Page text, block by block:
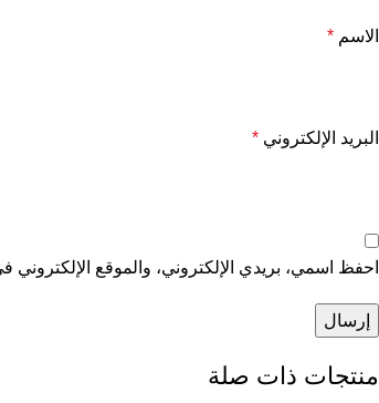
الاسم *
البريد الإلكتروني *
احفظ اسمي، بريدي الإلكتروني، والموقع الإلكتروني
منتجات ذات صلة